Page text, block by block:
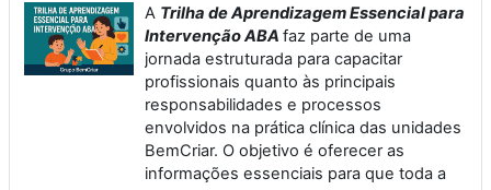
A Trilha de Aprendizagem Essencial para
Intervenção ABA faz parte de uma
jornada estruturada para capacitar
profissionais quanto às principais
responsabilidades e processos
envolvidos na prática clínica das unidades
BemCriar. O objetivo é oferecer as
informações essenciais para que toda a